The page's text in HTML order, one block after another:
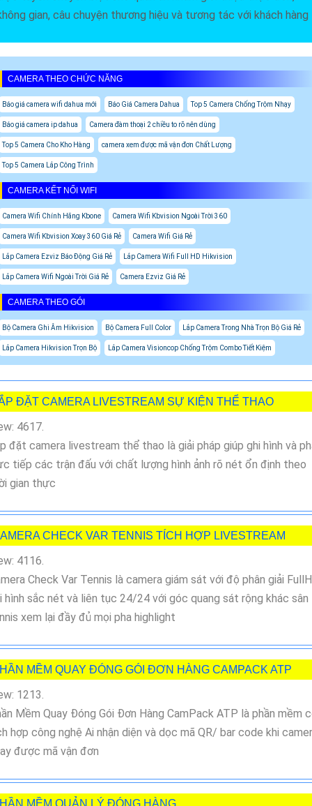
gian, câu chuyện thương hiệu và tương tác với khách hàng
CAMERA THEO CHỨC NĂNG
Báo giá camera wifi dahua mới Báo Giá Camera Dahua Top 5 Camera Chống Trộm Nhạy
Báo giá camera ip dahua Camera đàm thoại 2 chiều to rõ nên dùng
Top 5 Camera Cho Kho Hàng camera xem được mã vận đơn Chất Lượng
Top 5 Camera Lắp Công Trình
CAMERA KẾT NỐI WIFI
Camera Wifi Chính Hãng Kbone Camera Wifi Kbvision Ngoài Trời 360
Camera Wifi Kbvision Xoay 360 Giá Rẻ Camera Wifi Giá Rẻ
Lắp Camera Ezviz Báo Động Giá Rẻ Lắp Camera Wifi Full HD Hikvision
Lắp Camera Wifi Ngoài Trời Giá Rẻ Camera Ezviz Giá Rẻ
CAMERA THEO GÓI
Bộ Camera Ghi Âm Hikvision Bộ Camera Full Color Lắp Camera Trong Nhà Trọn Bộ Giá Rẻ
Lắp Camera Hikvision Trọn Bộ Lắp Camera Visioncop Chống Trộm Combo Tiết Kiệm
ĐẶT CAMERA LIVESTREAM SỰ KIỆN THỂ THAO
4617.
đặt camera livestream thể thao là giải pháp giúp ghi hình và
tiếp các trận đấu với chất lượng hình ảnh rõ nét ổn định theo
gian thực
CHECK VAR TENNIS TÍCH HỢP LIVESTREAM
4116.
Check Var Tennis là camera giám sát với độ phân giải
hình sắc nét và liên tục 24/24 với góc quang sát rộng khác sân
xem lại đầy đủ mọi pha highlight
MỀM QUAY ĐÓNG GÓI ĐƠN HÀNG CAMPACK ATP
1213.
Mềm Quay Đóng Gói Đơn Hàng CamPack ATP là phần mềm
hợp công nghệ Ai nhận diện và dọc mã QR/ bar code khi
được mã vận đơn